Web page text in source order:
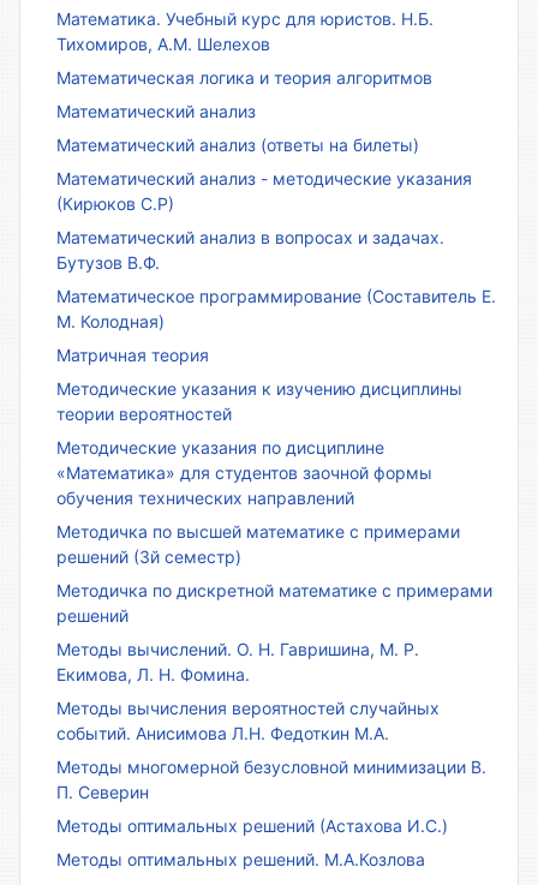
Математика. Учебный курс для юристов. Н.Б.
Тихомиров, А.М. Шелехов
Математическая логика и теория алгоритмов
Математический анализ
Математический анализ (ответы на билеты)
Математический анализ - методические указания
(Кирюков С.Р)
Математический анализ в вопросах и задачах.
Бутузов В.Ф.
Математическое программирование (Составитель Е.
М. Колодная)
Матричная теория
Методические указания к изучению дисциплины
теории вероятностей
Методические указания по дисциплине
«Математика» для студентов заочной формы
обучения технических направлений
Методичка по высшей математике с примерами
решений (3й семестр)
Методичка по дискретной математике с примерами
решений
Методы вычислений. О. Н. Гавришина, М. Р.
Екимова, Л. Н. Фомина.
Методы вычисления вероятностей случайных
событий. Анисимова Л.Н. Федоткин М.А.
Методы многомерной безусловной минимизации В.
П. Северин
Методы оптимальных решений (Астахова И.С.)
Методы оптимальных решений. М.А.Козлова